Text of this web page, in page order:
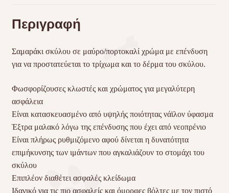
Περιγραφή
Σαμαράκι σκύλου σε μαύρο/πορτοκαλί χρώμα με επένδυση
για να προστατεύεται το τρίχωμα και το δέρμα του σκύλου.
Φωσφορίζουσες κλωστές και χρώματος για μεγαλύτερη
ασφάλεια
Είναι κατασκευασμένο από υψηλής ποιότητας νάϊλον ύφασμα
Έξτρα μαλακό λόγω της επένδυσης που έχει από νεοπρένιο
Είναι πλήρως ρυθμιζόμενο αφού δίνεται η δυνατότητα
επιμήκυνσης των ιμάντων που αγκαλιάζουν το στομάχι του
σκύλου
Επιπλέον διαθέτει ασφαλές κλείδωμα
Ιδανικό για τις πιο ασφαλείς και όμορφες βόλτες με τον πιστό